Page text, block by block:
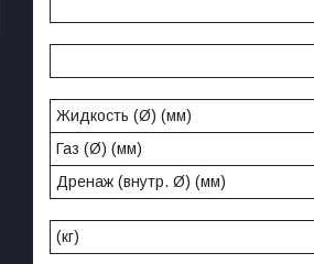
Жидкость (Ø) (мм)
Газ (Ø) (мм)
Дренаж (внутр. Ø) (мм)
(кг)